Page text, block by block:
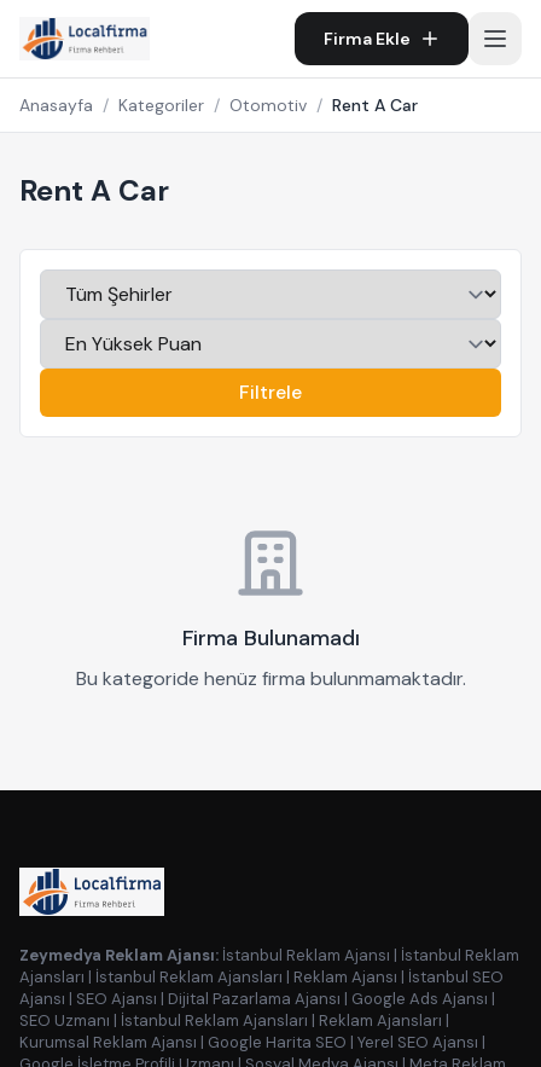
Firma Ekle
Anasayfa / Kategoriler / Otomotiv / Rent A Car
Rent A Car
Filtrele
Firma Bulunamadı
Bu kategoride henüz firma bulunmamaktadır.
Zeymedya Reklam Ajansı: İstanbul Reklam Ajansı | İstanbul Reklam
Ajansları | İstanbul Reklam Ajansları | Reklam Ajansı | İstanbul SEO
Ajansı | SEO Ajansı | Dijital Pazarlama Ajansı | Google Ads Ajansı |
SEO Uzmanı | İstanbul Reklam Ajansları | Reklam Ajansları |
Kurumsal Reklam Ajansı | Google Harita SEO | Yerel SEO Ajansı |